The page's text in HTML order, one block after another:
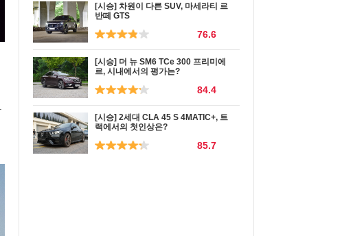
[시승] 차원이 다른 SUV, 마세라티 르
반떼 GTS
76.6
[시승] 더 뉴 SM6 TCe 300 프리미에
르, 시내에서의 평가는?
84.4
[시승] 2세대 CLA 45 S 4MATIC+, 트
랙에서의 첫인상은?
85.7